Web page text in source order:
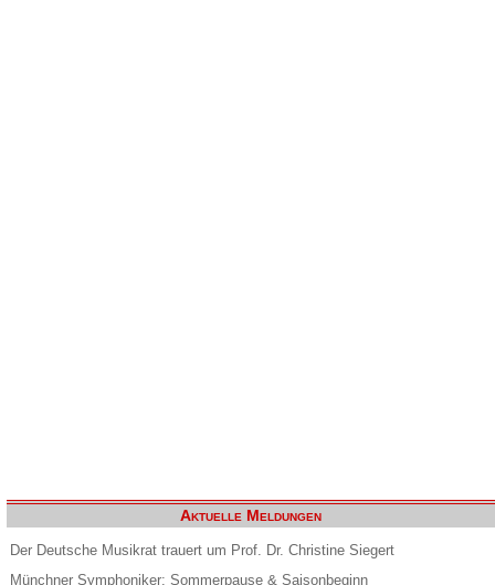
Aktuelle Meldungen
Der Deutsche Musikrat trauert um Prof. Dr. Christine Siegert
Münchner Symphoniker: Sommerpause & Saisonbeginn